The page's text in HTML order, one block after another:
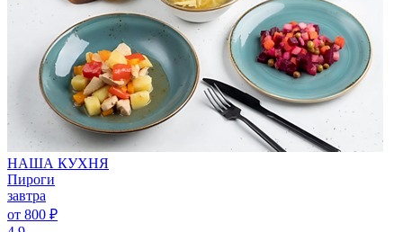
НАША КУХНЯ
Пироги
завтра
от 800 ₽